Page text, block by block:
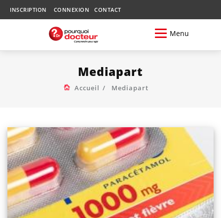
INSCRIPTION CONNEXION CONTACT
Menu
Mediapart
Accueil Mediapart